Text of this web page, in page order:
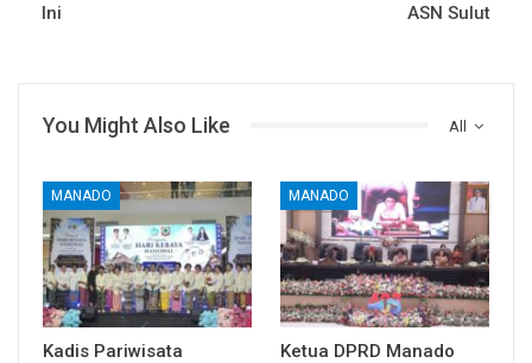
Ini
ASN Sulut
All
You Might Also Like
MANADO
Kadis Pariwisata
MANADO
Ketua DPRD Manado